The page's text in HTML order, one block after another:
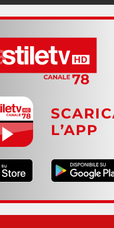
L’APP